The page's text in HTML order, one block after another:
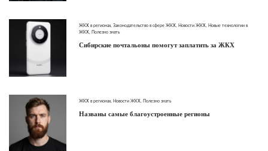
ЖКХ в регионах Законодательство в сфере ЖКХ Новости ЖКХ
Новые технологии в
ЖКХ
Полезно знать
Сибирские почтальоны помогут заплатить за ЖКХ
ЖКХ в регионах Новости ЖКХ Полезно знать
Названы самые благоустроенные регионы